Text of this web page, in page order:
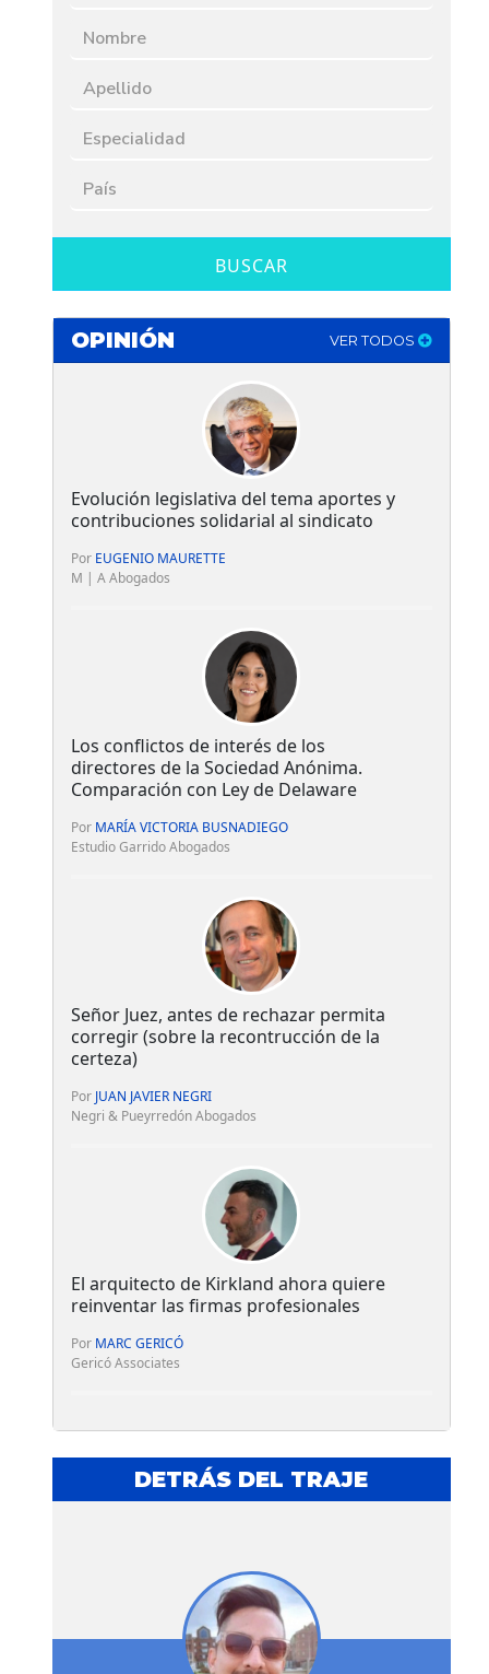
BUSCAR
OPINIÓN VER TODOS
Evolución legislativa del tema aportes y
contribuciones solidarial al sindicato
Por EUGENIO MAURETTE
M | A Abogados
Los conflictos de interés de los
directores de la Sociedad Anónima.
Comparación con Ley de Delaware
Por MARÍA VICTORIA BUSNADIEGO
Estudio Garrido Abogados
Señor Juez, antes de rechazar permita
corregir (sobre la recontrucción de la
certeza)
Por JUAN JAVIER NEGRI
Negri & Pueyrredón Abogados
El arquitecto de Kirkland ahora quiere
reinventar las firmas profesionales
Por MARC GERICÓ
Gericó Associates
DETRÁS DEL TRAJE